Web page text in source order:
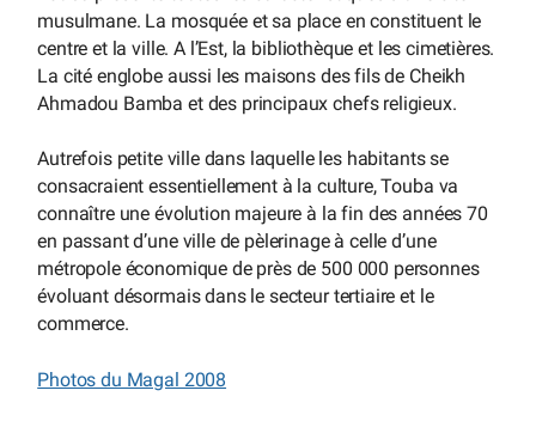
musulmane. La mosquée et sa place en constituent le
centre et la ville. A l’Est, la bibliothèque et les cimetières.
La cité englobe aussi les maisons des fils de Cheikh
Ahmadou Bamba et des principaux chefs religieux.
Autrefois petite ville dans laquelle les habitants se
consacraient essentiellement à la culture, Touba va
connaître une évolution majeure à la fin des années 70
en passant d’une ville de pèlerinage à celle d’une
métropole économique de près de 500 000 personnes
évoluant désormais dans le secteur tertiaire et le
commerce.
Photos du Magal 2008